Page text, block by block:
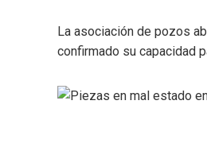
La asociación de pozos
confirmado su capacidad